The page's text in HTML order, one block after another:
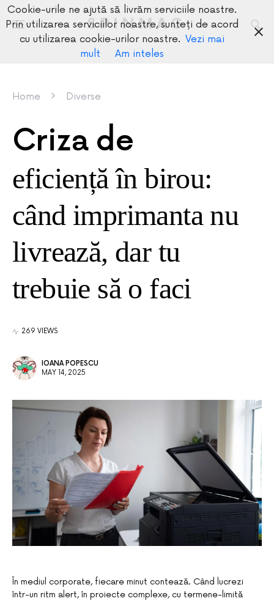
SPINMAG
Home Diverse
Criza de
eficiență în birou:
când imprimanta nu
livrează, dar tu
trebuie să o faci
269 VIEWS
IOANA POPESCU
MAY 14, 2025
În mediul corporate, fiecare minut contează. Când lucrezi
într-un ritm alert, în proiecte complexe, cu termene-limită
Cookie-urile ne ajută să livrăm serviciile noastre.
Prin utilizarea serviciilor noastre, sunteți de acord
cu utilizarea cookie-urilor noastre. Vezi mai
mult
Am inteles